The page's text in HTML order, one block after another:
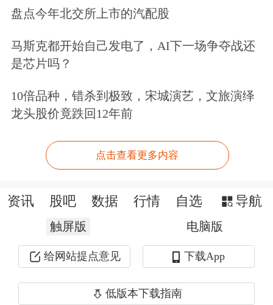
也没有给出时间表。
分析认为，这可能对金融市场来说是一
离任前安排所谓“影子主席”的可能性就
币政策。
评，但几乎不提在明年5月任期结束前
表示，正考虑允许针对鲍威尔的相关诉
讼继续推进。
盘点今年北交所上市的汽配股
马斯克都开始自己发电了，AI下一场争夺战还
是芯片吗？
10倍品种，错杀到极致，宋城演艺，文旅演绎
龙头股价竟跌回12年前
点击查看更多内容
资讯 股吧 数据 行情 自选 导航
触屏版 电脑版
给网站提点意见 下载App
低版本下载指南